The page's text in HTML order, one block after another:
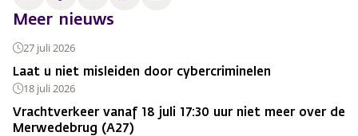
Meer nieuws
Laat u niet misleiden door cybercriminelen
27 juli 2026
Vrachtverkeer vanaf 18 juli 17:30 uur niet meer over de
Merwedebrug (A27)
18 juli 2026